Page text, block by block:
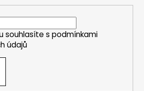
souhlasíte s podmínkami
údajů